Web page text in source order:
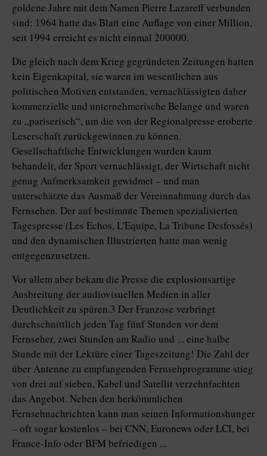
goldene Jahre mit dem Namen Pierre Lazareff verbunden
sind: 1964 hatte das Blatt eine Auflage von einer Million,
seit 1994 erreicht es nicht einmal 200000.
Die gleich nach dem Krieg gegründeten Zeitungen hatten
kein Eigenkapital, sie waren im wesentlichen aus
politischen Motiven entstanden, vernachlässigten daher
kommerzielle und unternehmerische Belange und waren
zu „pariserisch“, um die von der Regionalpresse eroberte
Leserschaft zurückgewinnen zu können.
Gesellschaftliche Entwicklungen wurden kaum
behandelt, der Sport vernachlässigt, der Wirtschaft nicht
genug Aufmerksamkeit gewidmet – und man
unterschätzte das Ausmaß der Vereinnahmung durch das
Fernsehen. Der auf bestimmte Themen spezialisierten
Tagespresse (Les Echos, L'Equipe, La Tribune Desfossés)
und den dynamischen Illustrierten hatte man wenig
entgegenzusetzen.
Vor allem aber bekam die Presse die explosionsartige
Ausbreitung der audiovisuellen Medien in aller
Deutlichkeit zu spüren.3 Der Franzose verbringt
durchschnittlich jeden Tag fünf Stunden vor dem
Fernseher, zwei Stunden am Radio und ... eine halbe
Stunde mit der Lektüre einer Tageszeitung! Die Zahl der
über Antenne zu empfangenden Fernsehprogramme stieg
von drei auf sieben, Kabel und Satellit verzehnfachten
das Angebot. Neben den herkömmlichen
Fernsehnachrichten kann man seinen Informationshunger
– oft sogar kostenlos – bei CNN, Euronews oder LCI, bei
France-Info oder BFM befriedigen ...